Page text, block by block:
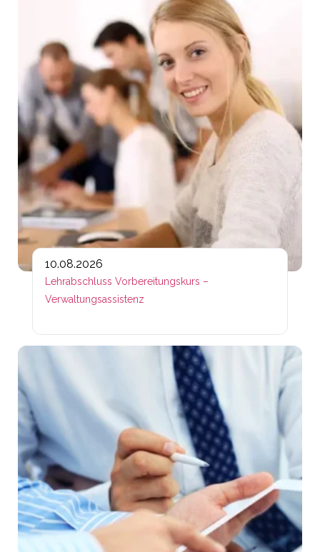
10.08.2026
Lehrabschluss Vorbereitungskurs –
Verwaltungsassistenz